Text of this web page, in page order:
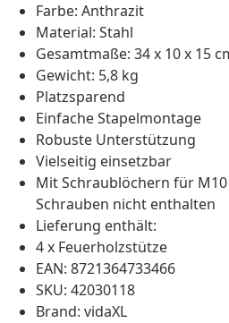
Farbe: Anthrazit
Material: Stahl
Gesamtmaße: 34 x 10 x 15
Gewicht: 5,8 kg
Platzsparend
Einfache Stapelmontage
Robuste Unterstützung
Vielseitig einsetzbar
Mit Schraublöchern für
Schrauben nicht enthalten
Lieferung enthält:
4 x Feuerholzstütze
EAN: 8721364733466
SKU: 42030118
Brand: vidaXL